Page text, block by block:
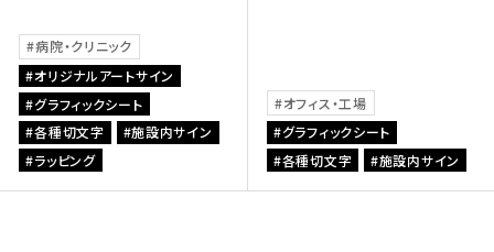
病院・クリニック
オリジナルアートサイン
グラフィックシート
各種切文字
施設内サイン
ラッピング
オフィス・工場
グラフィックシート
各種切文字
施設内サイン